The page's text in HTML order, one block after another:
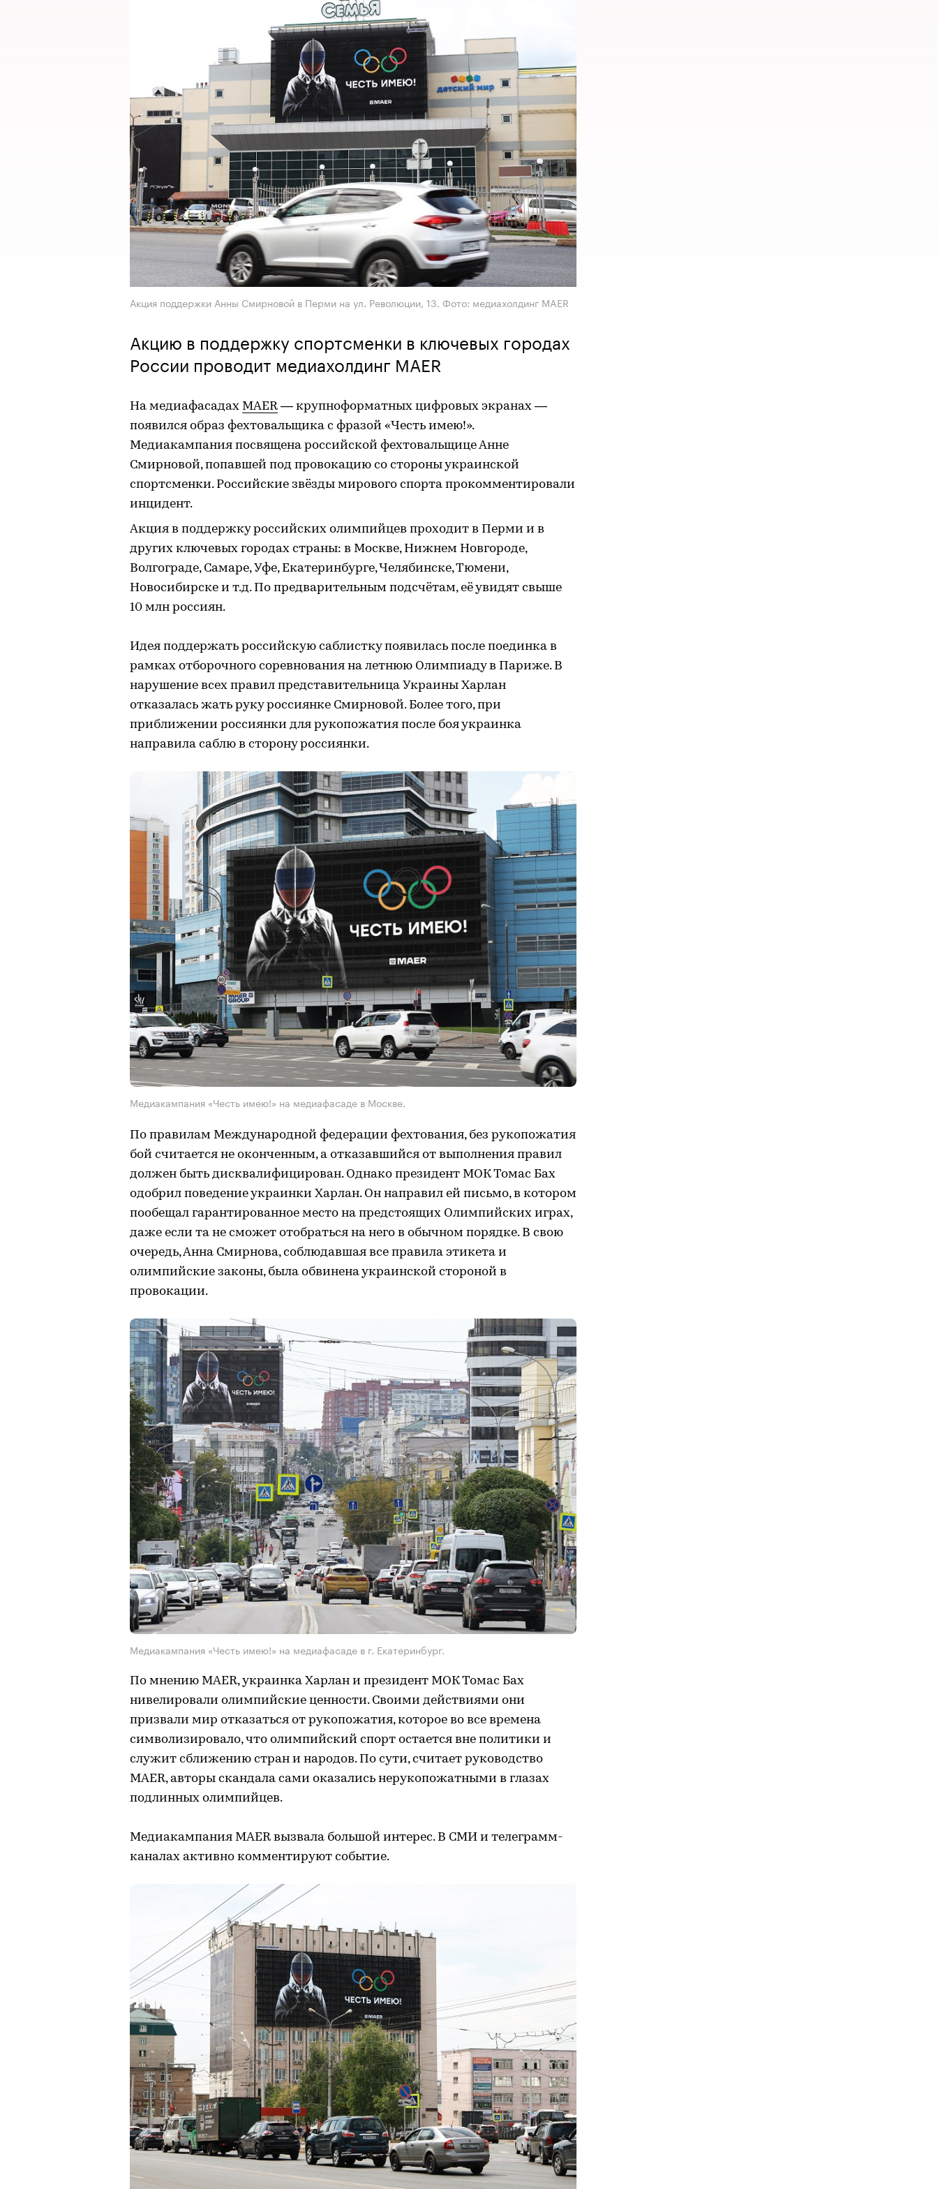
Акция поддержки Анны Смирновой в Перми на ул. Революции, 13. Фото: медиахолдинг MAER
Акцию в поддержку спортсменки в ключевых городах
России проводит медиахолдинг MAER
На медиафасадах MAER — крупноформатных цифровых экранах —
появился образ фехтовальщика с фразой «Честь имею!».
Медиакампания посвящена российской фехтовальщице Анне
Смирновой, попавшей под провокацию со стороны украинской
спортсменки. Российские звёзды мирового спорта прокомментировали
инцидент.
Акция в поддержку российских олимпийцев проходит в Перми и в
других ключевых городах страны: в Москве, Нижнем Новгороде,
Волгограде, Самаре, Уфе, Екатеринбурге, Челябинске, Тюмени,
Новосибирске и т.д. По предварительным подсчётам, её увидят свыше
10 млн россиян.
Идея поддержать российскую саблистку появилась после поединка в
рамках отборочного соревнования на летнюю Олимпиаду в Париже. В
нарушение всех правил представительница Украины Харлан
отказалась жать руку россиянке Смирновой. Более того, при
приближении россиянки для рукопожатия после боя украинка
направила саблю в сторону россиянки.
Медиакампания «Честь имею!» на медиафасаде в Москве.
По правилам Международной федерации фехтования, без рукопожатия
бой считается не оконченным, а отказавшийся от выполнения правил
должен быть дисквалифицирован. Однако президент МОК Томас Бах
одобрил поведение украинки Харлан. Он направил ей письмо, в котором
пообещал гарантированное место на предстоящих Олимпийских играх,
даже если та не сможет отобраться на него в обычном порядке. В свою
очередь, Анна Смирнова, соблюдавшая все правила этикета и
олимпийские законы, была обвинена украинской стороной в
провокации.
Медиакампания «Честь имею!» на медиафасаде в г. Екатеринбург.
По мнению MAER, украинка Харлан и президент МОК Томас Бах
нивелировали олимпийские ценности. Своими действиями они
призвали мир отказаться от рукопожатия, которое во все времена
символизировало, что олимпийский спорт остается вне политики и
служит сближению стран и народов. По сути, считает руководство
MAER, авторы скандала сами оказались нерукопожатными в глазах
подлинных олимпийцев.
Медиакампания MAER вызвала большой интерес. В СМИ и телеграмм-
каналах активно комментируют событие.